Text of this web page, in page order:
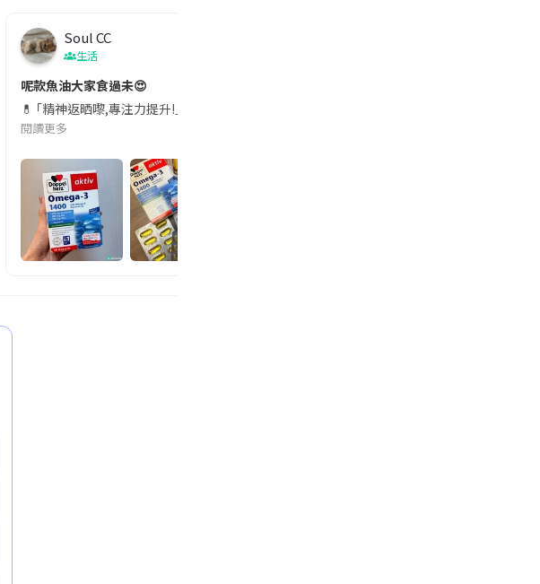
日前在機場安檢時，明明攜帶的行動電源機身已標示「10000mAh」，卻仍被要求當場
要飲碗冬瓜湯消暑解渴！除了解暑，冬瓜仲有好多鮮為人知嘅好處：減肥、消水腫、降血
Soul CC
生活
呢款魚油大家食過未😍
💊 ｢精神返晒嚟,專注力提升!｣ 長時間對住電腦､剪片寫稿,成日覺得眼睛乾澀､腦袋好似｢斷
閱讀更多